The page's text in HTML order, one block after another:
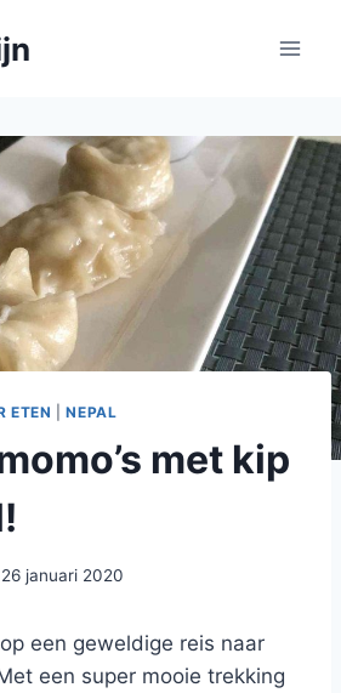
ETEN |NEPAL
met kip
26 januari 2020
een geweldige reis naar
een super mooie trekking